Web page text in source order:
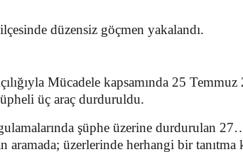
düzensiz göçmen yakalandı.
Mücadele kapsamında 25
üç araç durduruldu.
şüphe üzerine durdurulan
aramada; üzerlerinde herhangi bir